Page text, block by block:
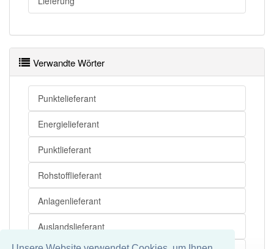
Verwandte Wörter
Punktelieferant
Energielieferant
Punktlieferant
Rohstofflieferant
Anlagenlieferant
Auslandslieferant